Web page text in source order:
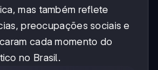
mas também reflete
preocupações sociais e
cada momento do
no Brasil.